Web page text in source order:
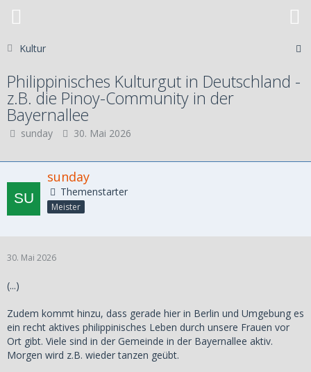
Kultur
Philippinisches Kulturgut in Deutschland -
z.B. die Pinoy-Community in der
Bayernallee
sunday 30. Mai 2026
sunday
Themenstarter
Meister
30. Mai 2026
(...)
Zudem kommt hinzu, dass gerade hier in Berlin und Umgebung es
ein recht aktives philippinisches Leben durch unsere Frauen vor
Ort gibt. Viele sind in der Gemeinde in der Bayernallee aktiv.
Morgen wird z.B. wieder tanzen geübt.